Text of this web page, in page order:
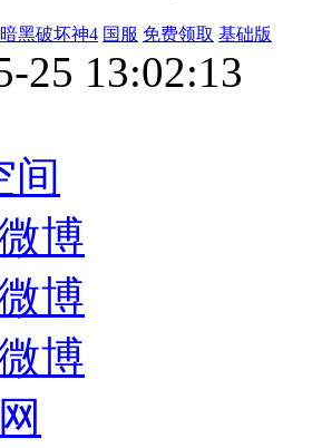
暗黑破坏神4 国服 免费领取 基础版
25 13:02:13
间
博
博
博